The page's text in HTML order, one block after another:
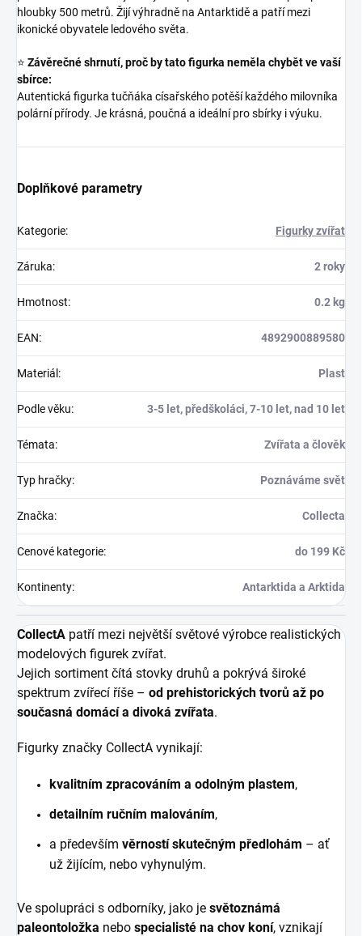
hloubky 500 metrů. Žijí výhradně na Antarktidě a patří mezi
ikonické obyvatele ledového světa.
⭐ Závěrečné shrnutí, proč by tato figurka neměla chybět ve vaší
sbírce:
Autentická figurka tučňáka císařského potěší každého milovníka
polární přírody. Je krásná, poučná a ideální pro sbírky i výuku.
Doplňkové parametry
Kategorie: Figurky zvířat
Záruka: 2 roky
Hmotnost: 0.2 kg
EAN: 4892900889580
Materiál : Plast
Podle věku: 3-5 let, předškoláci, 7-10 let, nad 10 let
Témata: Zvířata a člověk
Typ hračky: Poznáváme svět
Značka: Collecta
Cenové kategorie: do 199 Kč
Kontinenty: Antarktida a Arktida
CollectA patří mezi největší světové výrobce realistických
modelových figurek zvířat.
Jejich sortiment čítá stovky druhů a pokrývá široké
spektrum zvířecí říše – od prehistorických tvorů až po
současná domácí a divoká zvířata.
Figurky značky CollectA vynikají:
kvalitním zpracováním a odolným plastem,
detailním ručním malováním,
a především věrností skutečným předlohám – ať
už žijícím, nebo vyhynulým.
Ve spolupráci s odborníky, jako je světoznámá
paleontoložka nebo specialisté na chov koní, vznikají